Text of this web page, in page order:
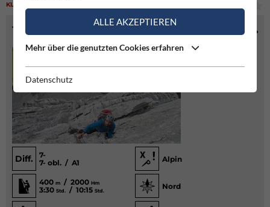
KLETTERN
TOURENINFO
Diff.
7-
7- obl. / A1
Alpin
400 m / 2000 Hm
3:30 Std. / 10:15 Std.
Nord
ALLE AKZEPTIEREN
Mehr über die genutzten Cookies erfahren
Datenschutz